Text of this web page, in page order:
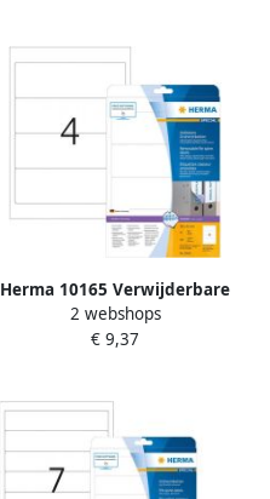
Herma 10165 Verwijderbare
ordneretiketten A4 192 x 61
mm wit ondoorzichtig
2 webshops
€ 9,37